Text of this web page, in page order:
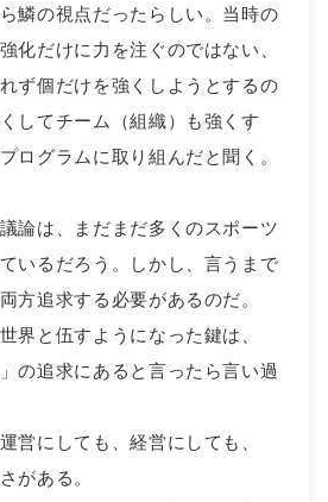
鱗の視点だったらしい。当時の
化だけに力を注ぐのではない、
ず個だけを強くしようとするの
してチーム（組織）も強くす
ログラムに取り組んだと聞く。
論は、まだまだ多くのスポーツ
いるだろう。しかし、言うまで
方追求する必要があるのだ。
界と伍すようになった鍵は、
の追求にあると言ったら言い過
営にしても、経営にしても、
がある。